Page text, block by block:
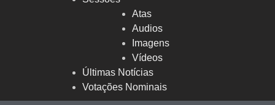
Atas
Audios
Imagens
Vídeos
Últimas Notícias
Votações Nominais